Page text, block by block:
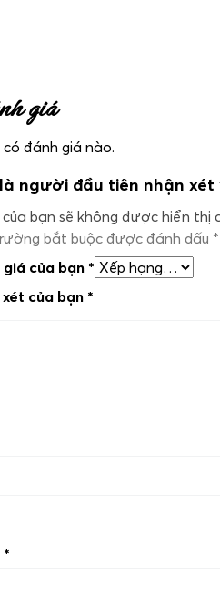
giá
đánh giá nào.
người đầu tiên nhận xét
của bạn sẽ không được hiển thị
bắt buộc được đánh dấu *
của bạn *
xét của bạn *
*